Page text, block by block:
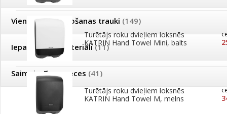
Vienreizējās lietošanas trauki (149)
Iepakošanas materiāli(11)
Saimniecības preces (41)
Turētājs roku dvieļiem loksnēs
KATRIN Hand Towel Mini, balts
Turētājs roku dvieļiem loksnēs
KATRIN Hand Towel M, melns